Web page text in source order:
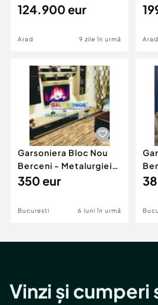
RH-45526-property
124.900 eur
Arad 9 zile în urmă Arad
Garsoniera Bloc Nou
Berceni - Metalurgiei
Park - Postalionul
350 eur
Bucuresti 6 luni în urmă
Vinzi și cumperi